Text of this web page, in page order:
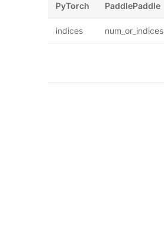
PyTorch PaddlePaddle
indices num_or_indices